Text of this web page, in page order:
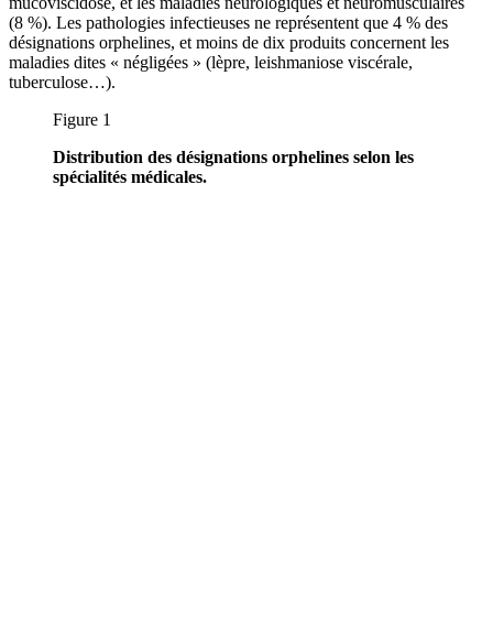
(8 %). Les pathologies infectieuses ne représentent que 4 % des
désignations orphelines, et moins de dix produits concernent les
maladies dites « négligées » (lèpre, leishmaniose viscérale,
tuberculose…).
Figure 1
Distribution des désignations orphelines selon les
spécialités médicales.